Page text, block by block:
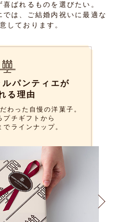
ばれるものを選びたい。
は、ご結婚内祝いに最適な
しております。
パンティエが
る理由
わった自慢の洋菓子。
プチギフトから
ラインナップ。